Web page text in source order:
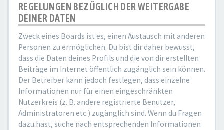
REGELUNGEN BEZÜGLICH DER WEITERGABE
DEINER DATEN
Zweck eines Boards ist es, einen Austausch mit anderen
Personen zu ermöglichen. Du bist dir daher bewusst,
dass die Daten deines Profils und die von dir erstellten
Beiträge im Internet öffentlich zugänglich sein können.
Der Betreiber kann jedoch festlegen, dass einzelne
Informationen nur für einen eingeschränkten
Nutzerkreis (z. B. andere registrierte Benutzer,
Administratoren etc.) zugänglich sind. Wenn du Fragen
dazu hast, suche nach entsprechenden Informationen